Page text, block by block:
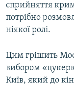
сприйняття
потрібно
ніякої ролі.
Цим грішить
вибором
Київ, який до